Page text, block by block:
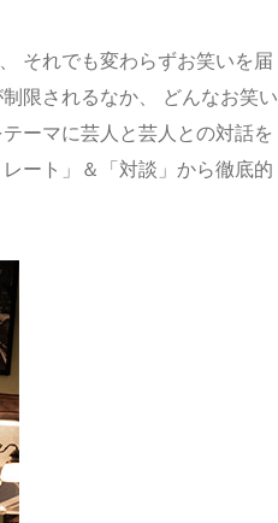
それでも変わらずお笑いを届
限されるなか、 どんなお笑い
ーマに芸人と芸人との対話を
ート」＆「対談」から徹底的